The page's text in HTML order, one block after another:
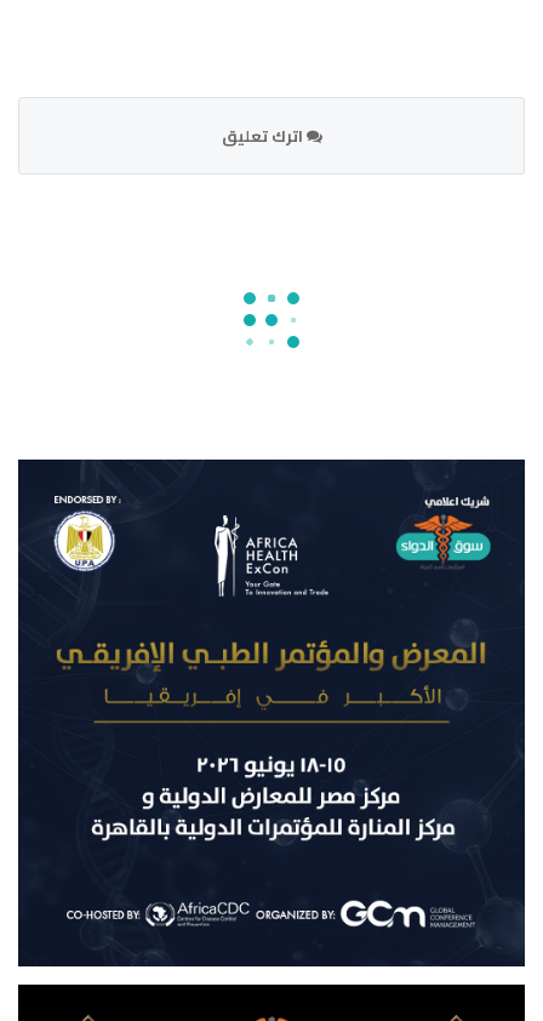
اترك تعليق